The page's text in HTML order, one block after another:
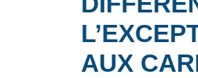
AUX